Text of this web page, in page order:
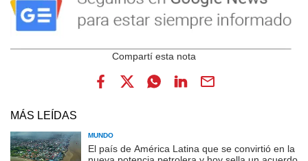
MÁS LEÍDAS
MUNDO
El país de América Latina que se convirtió en la